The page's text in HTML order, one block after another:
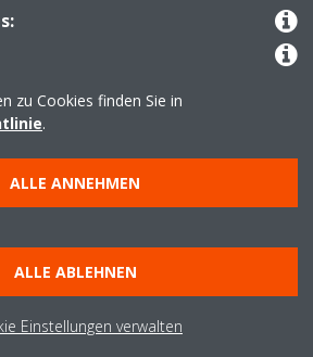
Copyright © Daikin
zu Cookies finden Sie in
.
ALLE ANNEHMEN
ALLE ABLEHNEN
Einstellungen verwalten